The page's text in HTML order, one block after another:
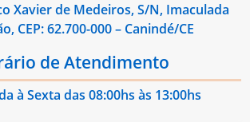
Xavier de Medeiros, S/N, Imaculada
CEP: 62.700-000 – Canindé/CE
de Atendimento
à Sexta das 08:00hs às 13:00hs